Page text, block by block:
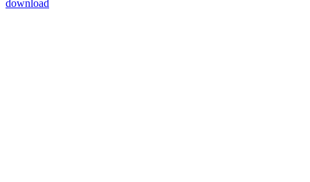
download